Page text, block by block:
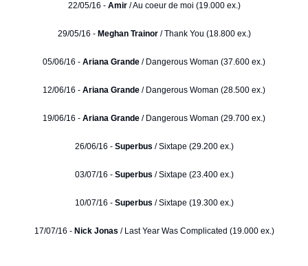
22/05/16 - Amir / Au coeur de moi (19.000 ex.)
29/05/16 - Meghan Trainor/ Thank You (18.800 ex.)
05/06/16 - Ariana Grande / Dangerous Woman (37.600 ex.)
12/06/16 - Ariana Grande / Dangerous Woman (28.500 ex.)
19/06/16 - Ariana Grande / Dangerous Woman (29.700 ex.)
26/06/16 - Superbus / Sixtape (29.200 ex.)
03/07/16 - Superbus / Sixtape (23.400 ex.)
10/07/16 - Superbus / Sixtape (19.300 ex.)
17/07/16 - Nick Jonas / Last Year Was Complicated (19.000 ex.)